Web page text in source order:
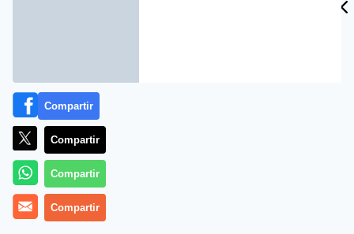
Compartir
Compartir
Compartir
Compartir